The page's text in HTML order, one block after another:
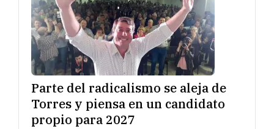
Parte del radicalismo se aleja de
Torres y piensa en un candidato
propio para 2027